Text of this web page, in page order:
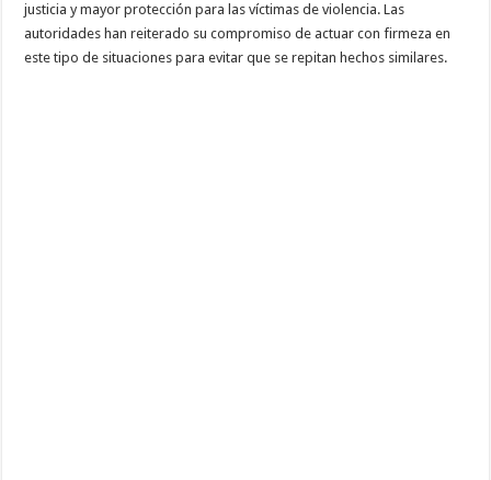
justicia y mayor protección para las víctimas de violencia. Las
autoridades han reiterado su compromiso de actuar con firmeza en
este tipo de situaciones para evitar que se repitan hechos similares.